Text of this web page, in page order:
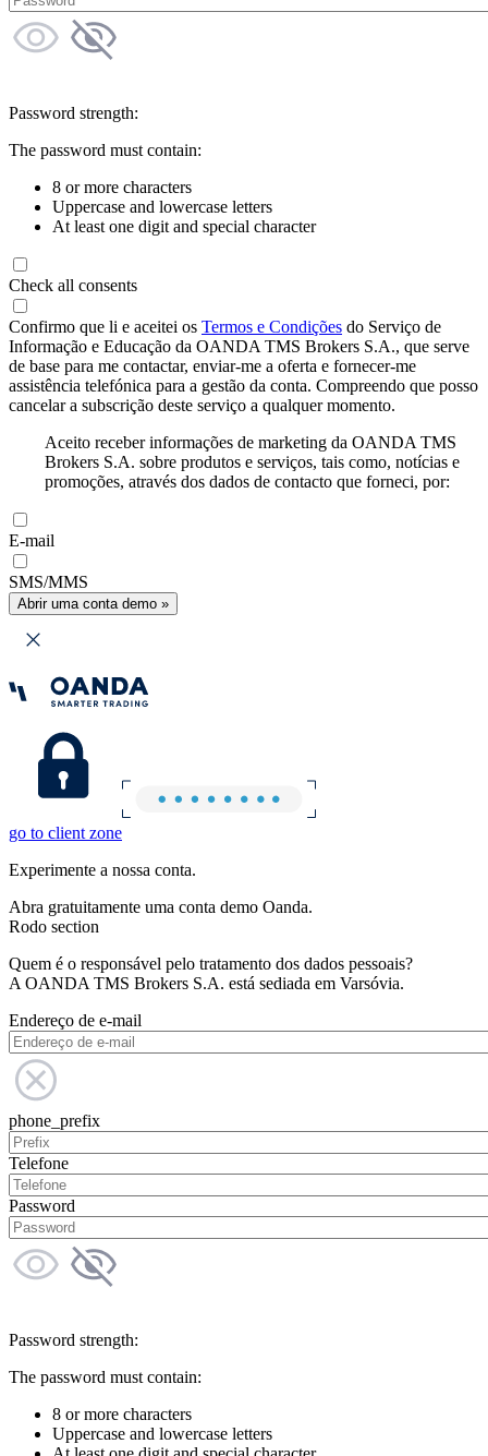
Password strength:
The password must contain:
8 or more characters
Uppercase and lowercase letters
At least one digit and special character
Check all consents
Confirmo que li e aceitei os Termos e Condições do Serviço de
Informação e Educação da OANDA TMS Brokers S.A., que serve
de base para me contactar, enviar-me a oferta e fornecer-me
assistência telefónica para a gestão da conta. Compreendo que posso
cancelar a subscrição deste serviço a qualquer momento.
Aceito receber informações de marketing da OANDA TMS
Brokers S.A. sobre produtos e serviços, tais como, notícias e
promoções, através dos dados de contacto que forneci, por:
E-mail
SMS/MMS
Abrir uma conta demo »
go to client zone
Experimente a nossa conta.
Abra gratuitamente uma conta demo Oanda.
Rodo section
Quem é o responsável pelo tratamento dos dados pessoais?
A OANDA TMS Brokers S.A. está sediada em Varsóvia.
Endereço de e-mail
phone_prefix
Telefone
Password
Password strength:
The password must contain:
8 or more characters
Uppercase and lowercase letters